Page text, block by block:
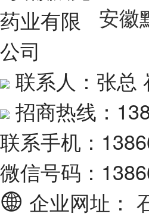
安徽
联系人：张总
招商热线：
联系手机：
微信号码：
企业网址：